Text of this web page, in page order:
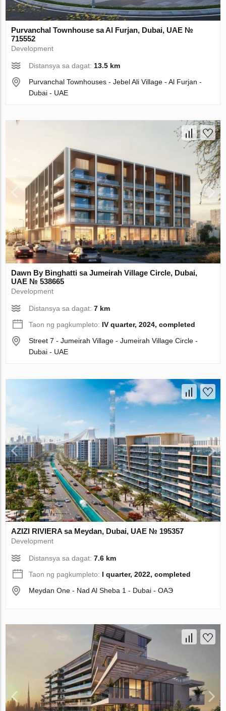
Purvanchal Townhouse sa Al Furjan, Dubai, UAE №
715552
Development
Distansya sa dagat: 13.5 km
Purvanchal Townhouses - Jebel Ali Village - Al Furjan -
Dubai - UAE
Dawn By Binghatti sa Jumeirah Village Circle, Dubai,
UAE № 538665
Development
Distansya sa dagat:7 km
Taon ng pagkumpleto: IV quarter, 2024, completed
Street 7 - Jumeirah Village - Jumeirah Village Circle -
Dubai - UAE
AZIZI RIVIERA sa Meydan, Dubai, UAE № 195357
Development
Distansya sa dagat:7.6 km
Taon ng pagkumpleto: I quarter, 2022, completed
Meydan One - Nad Al Sheba 1 - Dubai - ОАЭ